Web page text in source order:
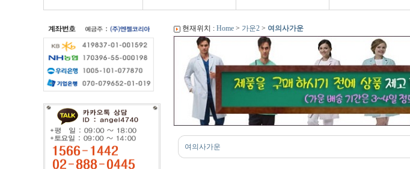
현재위치 : Home> 가운2> 여의사가운
여의사가운